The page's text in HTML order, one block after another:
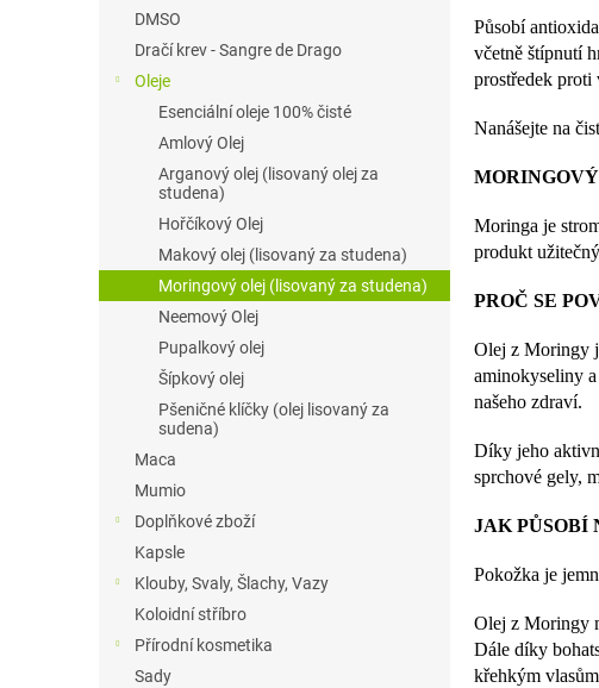
DMSO
Dračí krev - Sangre de Drago
Oleje
Esenciální oleje 100% čisté
Amlový Olej
Arganový olej (lisovaný olej za
studena)
Hořčíkový Olej
Makový olej (lisovaný za studena)
Moringový olej (lisovaný za studena)
Neemový Olej
Pupalkový olej
Šípkový olej
Pšeničné klíčky (olej lisovaný za
sudena)
Maca
Mumio
Doplňkové zboží
Kapsle
Klouby, Svaly, Šlachy, Vazy
Koloidní stříbro
Přírodní kosmetika
Sady
Působí
včetně štípnutí
prostředek proti
Nanášejte na
Moringa je
produkt
PROČ SE
Olej z Moringy
aminokyseliny
našeho zdraví.
Díky jeho
sprchové gely,
JAK PŮSOBÍ
Pokožka je
Olej z Moringy
Dále díky
křehkým